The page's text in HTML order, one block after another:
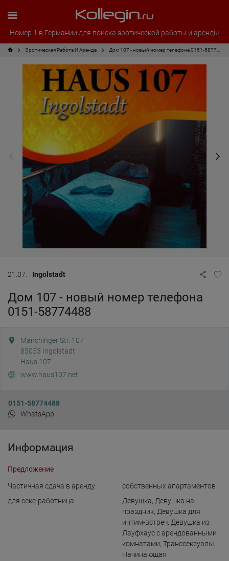
Номер 1 в Германии для поиска эротической работы и аренды
Эротическая Pабота И Аренда
21.07. Ingolstadt
Дом 107 - новый номер телефона
0151-58774488
Manchinger Str. 107
85053 Ingolstadt
Haus 107
www.haus107.net
0151-58774488
WhatsApp
Информация
Предложение
Частичная сдача в аренду:
собственных апартаментов
для cекс-работница:
Девушка, Девушка на
праздник, Девушка для
интим-встреч, Девушка из
Лауфхаус с арендованными
комнатами, Транссексуалы,
Начинающая